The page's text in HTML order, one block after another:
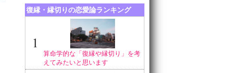
復縁・縁切りの恋愛論ランキング
算命学的な「復縁や縁切り」を考
えてみたいと思います